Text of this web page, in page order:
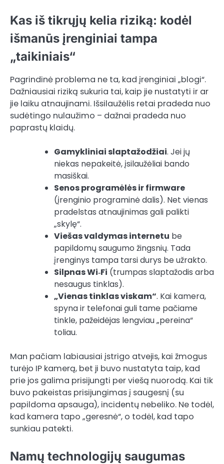
Kas iš tikrųjų kelia riziką: kodėl
išmanūs įrenginiai tampa
„taikiniais“
Pagrindinė problema ne ta, kad įrenginiai „blogi“.
Dažniausiai riziką sukuria tai, kaip jie nustatyti ir ar
jie laiku atnaujinami. Išsilaužėlis retai pradeda nuo
sudėtingo nulaužimo – dažnai pradeda nuo
paprastų klaidų.
Gamykliniai slaptažodžiai. Jei jų
niekas nepakeitė, įsilaužėliai bando
masiškai.
Senos programėlės ir firmware
(įrenginio programinė dalis). Net vienas
pradelstas atnaujinimas gali palikti
„skylę“.
Viešas valdymas internetu be
papildomų saugumo žingsnių. Tada
įrenginys tampa tarsi durys be užrakto.
Silpnas Wi‑Fi (trumpas slaptažodis arba
nesaugus tinklas).
„Vienas tinklas viskam“. Kai kamera,
spyna ir telefonai guli tame pačiame
tinkle, pažeidėjas lengviau „pereina“
toliau.
Man pačiam labiausiai įstrigo atvejis, kai žmogus
turėjo IP kamerą, bet ji buvo nustatyta taip, kad
prie jos galima prisijungti per viešą nuorodą. Kai tik
buvo pakeistas prisijungimas į saugesnį (su
papildoma apsauga), incidentų nebeliko. Ne todėl,
kad kamera tapo „geresnė“, o todėl, kad tapo
sunkiau patekti.
Namų technologijų saugumas